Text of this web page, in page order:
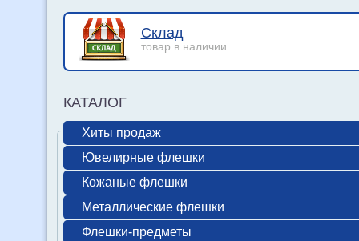
Склад
товар в наличии
КАТАЛОГ
Хиты продаж
Ювелирные флешки
Кожаные флешки
Металлические флешки
Флешки-предметы